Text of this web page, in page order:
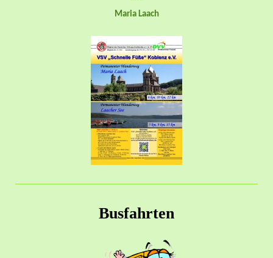
Maria Laach
Busfahrten